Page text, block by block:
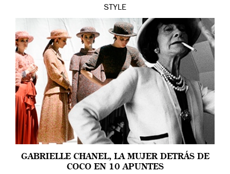
STYLE
GABRIELLE CHANEL, LA MUJER DETRÁS DE
COCO EN 10 APUNTES